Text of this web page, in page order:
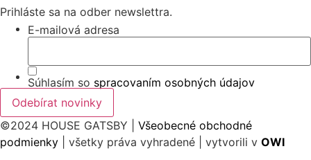
Prihláste sa na odber newslettra.
E-mailová adresa
Súhlasím so spracovaním osobných údajov
©2024 HOUSE GATSBY | Všeobecné obchodné
podmienky | všetky práva vyhradené | vytvorili v OWI